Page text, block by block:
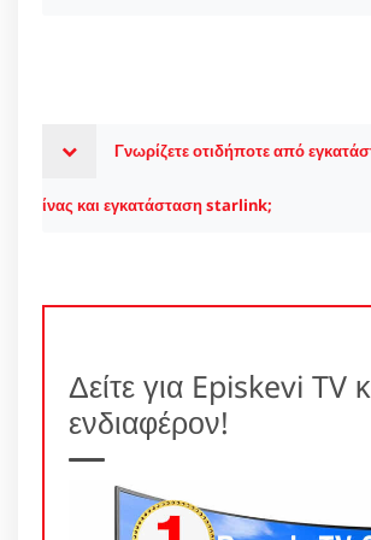
Γνωρίζετε οτιδήποτε από
ίνας και εγκατάσταση starlink;
Δείτε για Episkevi TV
ενδιαφέρον!